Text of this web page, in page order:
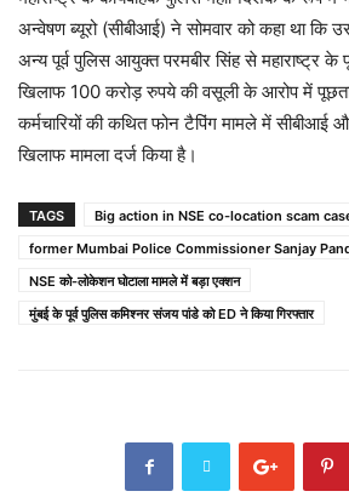
अन्वेषण ब्यूरो (सीबीआई) ने सोमवार को कहा था
अन्य पूर्व पुलिस आयुक्त परमबीर सिंह से महाराष्ट्र
खिलाफ 100 करोड़ रुपये की वसूली के आरोप में
कर्मचारियों की कथित फोन टैपिंग मामले में सीबीआई
खिलाफ मामला दर्ज किया है।
TAGS
Big action in NSE co-location scam
former Mumbai Police Commissioner Sanjay
NSE को-लोकेशन घोटाला मामले में बड़ा एक्शन
मुंबई के पूर्व पुलिस कमिश्नर संजय पांडे को ED ने किया गिरफ्तार